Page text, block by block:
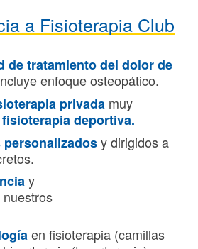
a Fisioterapia Club
de tratamiento del dolor de
enfoque osteopático.
privada muy
fisioterapia deportiva.
personalizadosy dirigidos a
y
en fisioterapia (camillas